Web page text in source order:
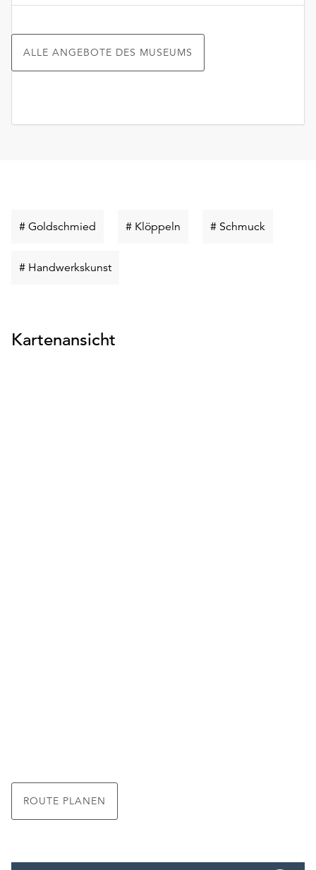
ALLE ANGEBOTE DES MUSEUMS
# Goldschmied Schlüsselwort
# Klöppeln Schlüsselwort
# Schmuck
# HandwerkskunstSchlüsselwort
Kartenansicht
ROUTE PLANEN